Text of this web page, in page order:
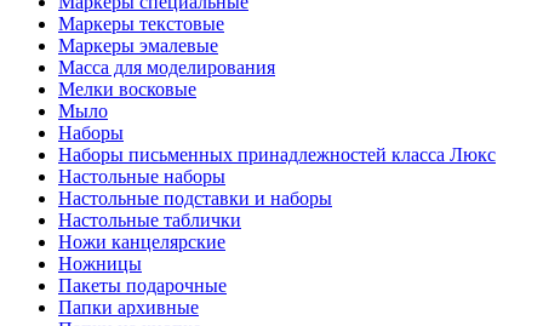
Маркеры текстовые
Маркеры эмалевые
Масса для моделирования
Мелки восковые
Мыло
Наборы
Наборы письменных принадлежностей класса Люкс
Настольные наборы
Настольные подставки и наборы
Настольные таблички
Ножи канцелярские
Ножницы
Пакеты подарочные
Папки архивные